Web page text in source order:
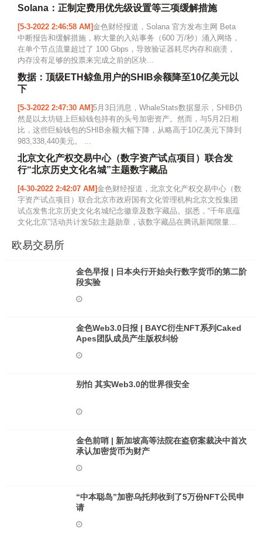
Solana：正制定费用优先级设置等三项缓解措施
[5-3-2022 2:46:58 AM]金色财经报道，Solana 官方发布主网 Beta
中断报告和缓解措施，称大量的入站事务（600 万/秒）涌入网络，
在单个节点流量超过了 100 Gbps，导致验证器耗尽内存和崩溃，
内存没有足够的投票来完成之前的区块...
数据：顶级ETH鲸鱼用户的SHIB余额降至10亿美元以
下
[5-3-2022 2:47:30 AM]5月3日消息，WhaleStats数据显示，SHIB仍
然是以太坊链上巨鲸钱包持有的头号加密资产。然而，与5月2日相
比，这些巨鲸钱包的SHIB余额大幅下降，从略高于10亿美元下降到
983,338,440美元。 ...
北京文化产权交易中心（数字资产试点项目）联合发
行“北京历史文化名城”主题数字藏品
[4-30-2022 2:42:07 AM]金色财经报道，北京文化产权交易中心（数
字资产试点项目）联合北京市政府国有文化管理机构北京文投集团
试点发售北京历史文化名城纪念徽章及数字藏品。据悉，“千年底蕴
文化北京”活动共计发5款主题勋章，该数字藏品在腾讯新闻限量...
欧易交易所
金色早报 | 日本央行开始央行数字货币的第二阶
段实验
金色Web3.0日报 | BAYC衍生NFT系列Caked
Apes团队成员产生版权纠纷
别怕 其实Web3.0的世界很安全
金色前哨 | 新加坡高等法院在盗窃案裁决中首次
承认加密货币为财产
“中本聪岛”加密乌托邦收到了5万份NFT公民申
请